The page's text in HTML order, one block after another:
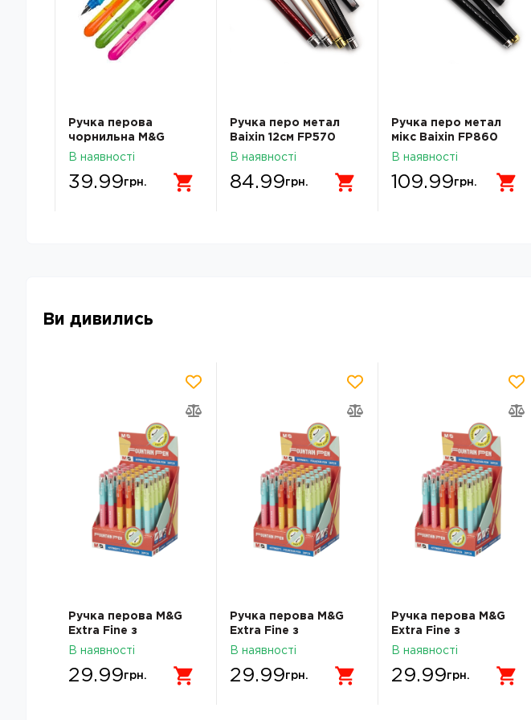
Ручка перова
чорнильна M&G
Fountain Pen
В наявності
39.99грн.
Ручка перо метал
Baixin 12см FP570
В наявності
84.99грн.
Ручка перо метал
мікс Baixin FP860
В наявності
109.99грн.
Ви дивились
Ручка перова M&G
Extra Fine з
чорнильним
AFPM0871004296C
В наявності
29.99грн.
Ручка перова M&G
Extra Fine з
чорнильним
AFPM0871004296C
В наявності
29.99грн.
Ручка перова M&G
Extra Fine з
чорнильним
AFPM0871004296C
В наявності
29.99грн.